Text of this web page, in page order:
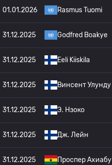
01.01.2026 Rasmus Tuomi
31.12.2025 Godfred Boakye
31.12.2025 Eeli Kiiskila
31.12.2025 Винсент Улунду
31.12.2025 Э. Нзоко
31.12.2025 Дж. Лейн
31.12.2025 Проспер Ахиабу